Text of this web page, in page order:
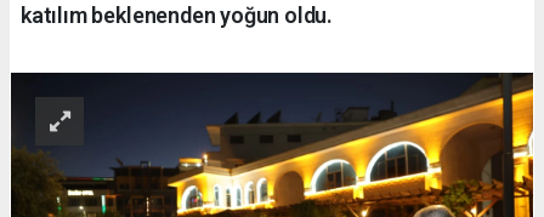
katılım beklenenden yoğun oldu.